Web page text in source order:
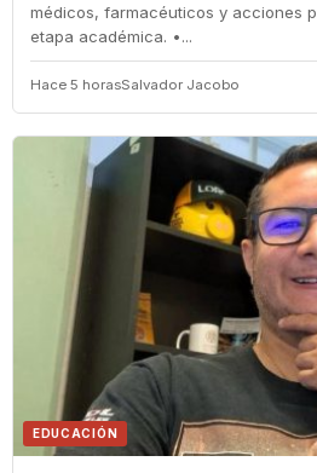
médicos, farmacéuticos y acciones
etapa académica. •...
Hace 5 horasSalvador Jacobo
EDUCACIÓN